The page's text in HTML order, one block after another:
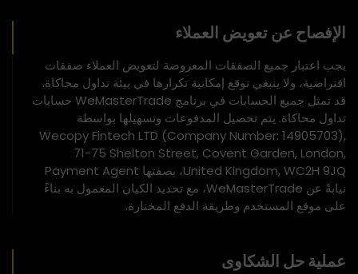
الإفصاح عن تعويض العملاء
يجب اعتبار جميع الصفقات المعروضة لتعويض العملاء صفقات
افتراضية، ولا ينبغي توقع إمكانية تكرارها في بيئة تداول محاكاة.
قد تمثل جميع الحسابات في برنامج WeMasterTrade حسابات
تداول محاكاة. يتم تحصيل المدفوعات وتسهيلها بواسطة
Wecopy Fintech LTD (Company Number: 14905703),
71-75 Shelton Street, Covent Garden, London,
United Kingdom, WC2H 9JQ، بصفتها Payment Agent
نيابةً عن WeMasterTrade، مع تحديد الكيان المعمول به بناءً
على موقع المستخدم وطريقة الدفع المختارة.
عملية حل الشكاوى